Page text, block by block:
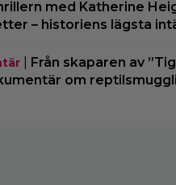
med Katherine
– historiens lägsta
Från skaparen av
om